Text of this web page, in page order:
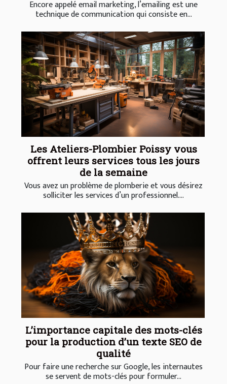
Encore appelé email marketing, l’emailing est une
technique de communication qui consiste en...
Les Ateliers-Plombier Poissy vous
offrent leurs services tous les jours
de la semaine
Vous avez un problème de plomberie et vous désirez
solliciter les services d’un professionnel....
L’importance capitale des mots-clés
pour la production d’un texte SEO de
qualité
Pour faire une recherche sur Google, les internautes
se servent de mots-clés pour formuler...